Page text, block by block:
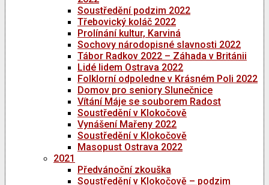
Soustředění podzim 2022
Třebovický koláč 2022
Prolínání kultur, Karviná
Sochovy národopisné slavnosti 2022
Tábor Radkov 2022 – Záhada v Británii
Lidé lidem Ostrava 2022
Folklorní odpoledne v Krásném Poli 2022
Domov pro seniory Slunečnice
Vítání Máje se souborem Radost
Soustředění v Klokočově
Vynášení Mařeny 2022
Soustředění v Klokočově
Masopust Ostrava 2022
2021
Předvánoční zkouška
Soustředění v Klokočově – podzim